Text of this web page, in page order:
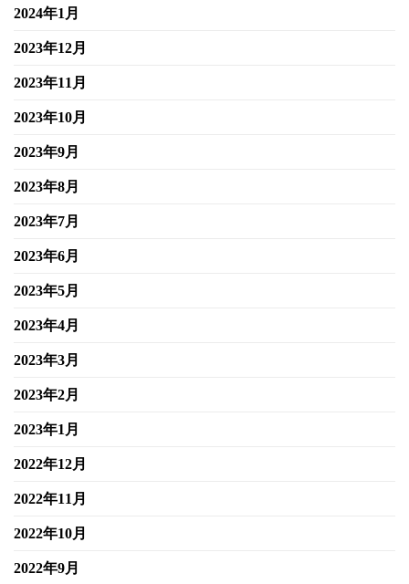
2024年1月
2023年12月
2023年11月
2023年10月
2023年9月
2023年8月
2023年7月
2023年6月
2023年5月
2023年4月
2023年3月
2023年2月
2023年1月
2022年12月
2022年11月
2022年10月
2022年9月